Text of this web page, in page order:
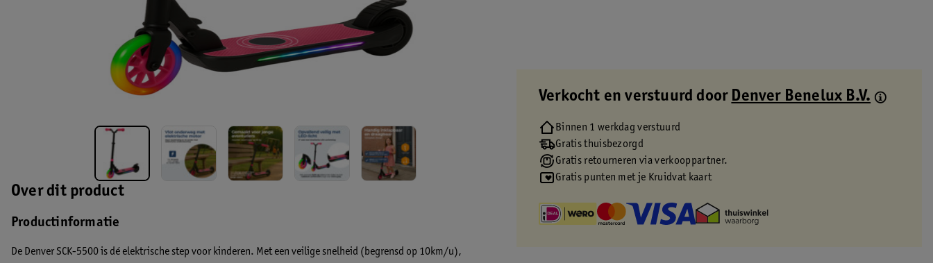
Over dit product
Productinformatie
De Denver SCK-5500 is dé elektrische step voor kinderen. Met een veilige snelheid (begrensd op 10km/u),
Verkocht en verstuurd door Denver Benelux B.V.
Binnen 1 werkdag verstuurd
Gratis thuisbezorgd
Gratis retourneren via verkooppartner.
Gratis punten met je Kruidvat kaart